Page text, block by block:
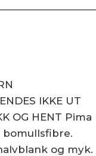
IKKE UT
OG HENT Pima
bomullsfibre.
og myk.